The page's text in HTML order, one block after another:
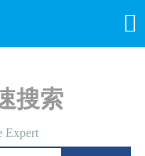

搜索
Expert